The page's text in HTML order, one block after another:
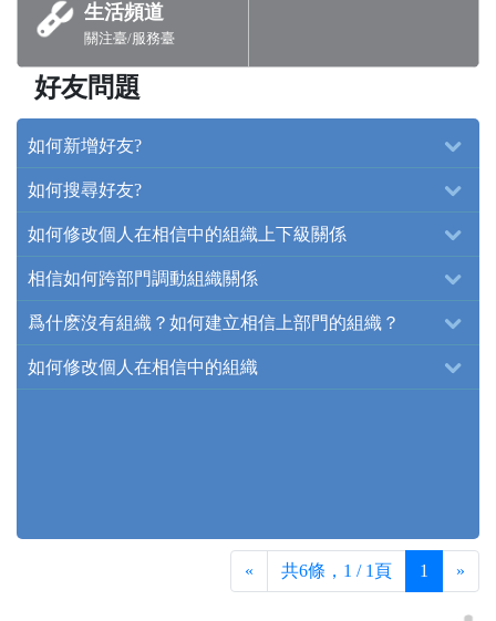
生活頻道
關注臺/服務臺
好友問題
如何新增好友?
如何搜尋好友?
如何修改個人在相信中的組織上下級關係
相信如何跨部門調動組織關係
爲什麽沒有組織？如何建立相信上部門的組織？
如何修改個人在相信中的組織
« 共6條，1 / 1頁 1 »